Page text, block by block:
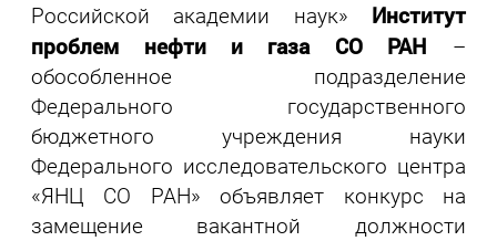
Российской академии наук» Институт
проблем нефти и газа СО РАН –
обособленное подразделение
Федерального государственного
бюджетного учреждения науки
Федерального исследовательского центра
«ЯНЦ СО РАН» объявляет конкурс на
замещение вакантной должности